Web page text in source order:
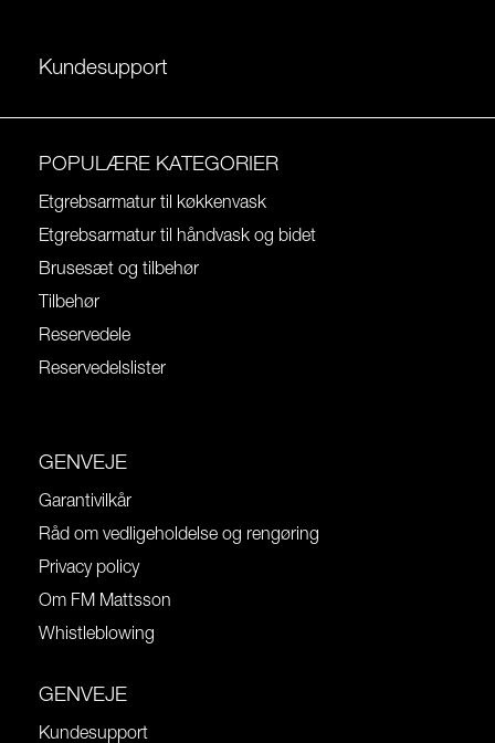
Kundesupport
POPULÆRE KATEGORIER
Etgrebsarmatur til køkkenvask
Etgrebsarmatur til håndvask og bidet
Brusesæt og tilbehør
Tilbehør
Reservedele
Reservedelslister
GENVEJE
Garantivilkår
Råd om vedligeholdelse og rengøring
Privacy policy
Om FM Mattsson
Whistleblowing
GENVEJE
Kundesupport